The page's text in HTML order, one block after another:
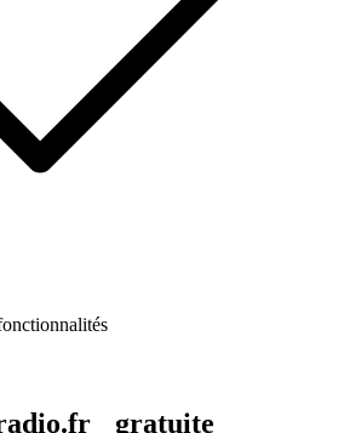
radio.fr gratuite